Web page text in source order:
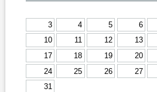
3
4 5 6
10
11 12 13
17
18 19 20
24
25 26 27
31